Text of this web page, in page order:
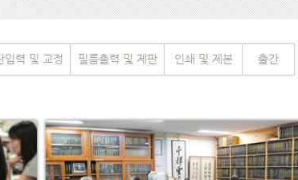
입력 및 교정 필름출력 및 제판 인쇄 및 제본 출간